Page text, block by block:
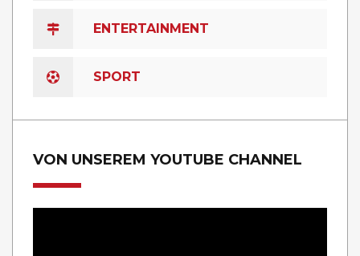
ENTERTAINMENT
SPORT
VON UNSEREM YOUTUBE CHANNEL